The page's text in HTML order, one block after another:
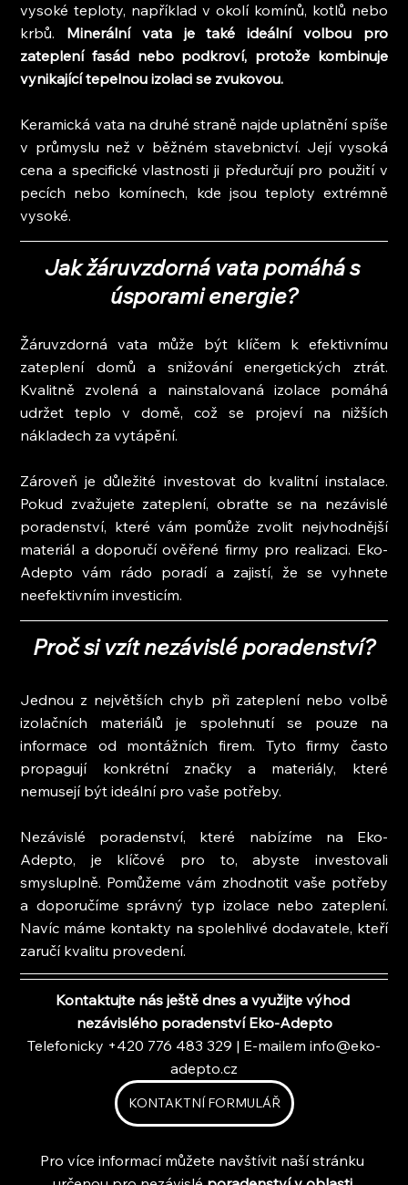
vysoké teploty, například v okolí komínů, kotlů nebo
krbů. Minerální vata je také ideální volbou pro
zateplení fasád nebo podkroví, protože kombinuje
vynikající tepelnou izolaci se zvukovou.
Keramická vata na druhé straně najde uplatnění spíše
v průmyslu než v běžném stavebnictví. Její vysoká
cena a specifické vlastnosti ji předurčují pro použití v
pecích nebo komínech, kde jsou teploty extrémně
vysoké.
Jak žáruvzdorná vata pomáhá s
úsporami energie?
Žáruvzdorná vata může být klíčem k efektivnímu
zateplení domů a snižování energetických ztrát.
Kvalitně zvolená a nainstalovaná izolace pomáhá
udržet teplo v domě, což se projeví na nižších
nákladech za vytápění.
Zároveň je důležité investovat do kvalitní instalace.
Pokud zvažujete zateplení, obraťte se na nezávislé
poradenství, které vám pomůže zvolit nejvhodnější
materiál a doporučí ověřené firmy pro realizaci. Eko-
Adepto vám rádo poradí a zajistí, že se vyhnete
neefektivním investicím.
Proč si vzít nezávislé poradenství?
Jednou z největších chyb při zateplení nebo volbě
izolačních materiálů je spolehnutí se pouze na
informace od montážních firem. Tyto firmy často
propagují konkrétní značky a materiály, které
nemusejí být ideální pro vaše potřeby.
Nezávislé poradenství, které nabízíme na Eko-
Adepto, je klíčové pro to, abyste investovali
smysluplně. Pomůžeme vám zhodnotit vaše potřeby
a doporučíme správný typ izolace nebo zateplení.
Navíc máme kontakty na spolehlivé dodavatele, kteří
zaručí kvalitu provedení.
Kontaktujte nás ještě dnes a využijte výhod
nezávislého poradenství Eko-Adepto
Telefonicky +420 776 483 329 | E-mailem info@eko-
adepto.cz
KONTAKTNÍ FORMULÁŘ
Pro více informací můžete navštívit naší stránku